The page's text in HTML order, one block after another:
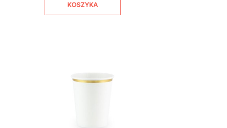
KOSZYKA